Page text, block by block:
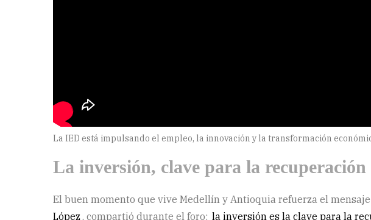
La IED está impulsando el empleo, la innovación y la transformación
La inversión, clave para la recuperación
El buen momento que vive Medellín y Antioquia refuerza el
López, compartió durante el foro: la inversión es la clave para la